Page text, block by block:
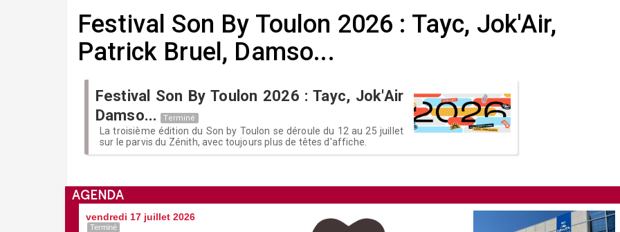
Festival Son By Toulon 2026 : Tayc, Jok'Air,
Patrick Bruel, Damso...
Festival Son By Toulon 2026 : Tayc, Jok'Air
Damso...
Terminé
La troisième édition du Son by Toulon se déroule du 12 au 25 juillet
sur le parvis du Zénith, avec toujours plus de têtes d'affiche.
AGENDA
vendredi 17 juillet 2026
Terminé